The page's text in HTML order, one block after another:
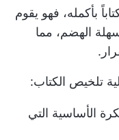
بأكمله، فهو يقوم
الهضم، مما
الأساسية التي